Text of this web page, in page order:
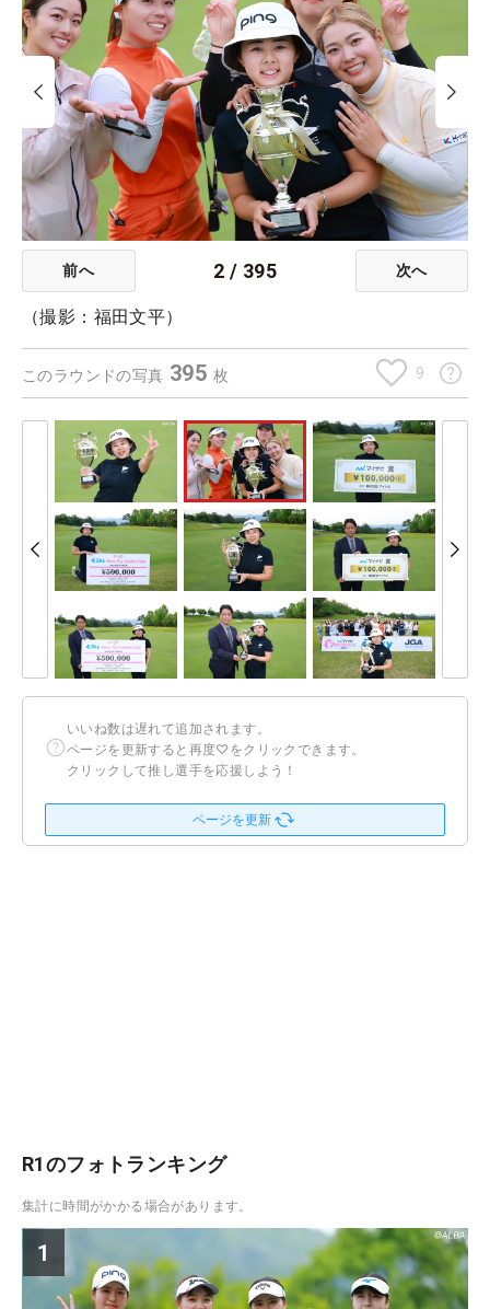
前へ 2 / 395 次へ
（撮影：福田文平）
このラウンドの写真 395 枚 9
いいね数は遅れて追加されます。
ページを更新すると再度♡をクリックできます。
クリックして推し選手を応援しよう！
ページを更新
R1のフォトランキング
集計に時間がかかる場合があります。
1